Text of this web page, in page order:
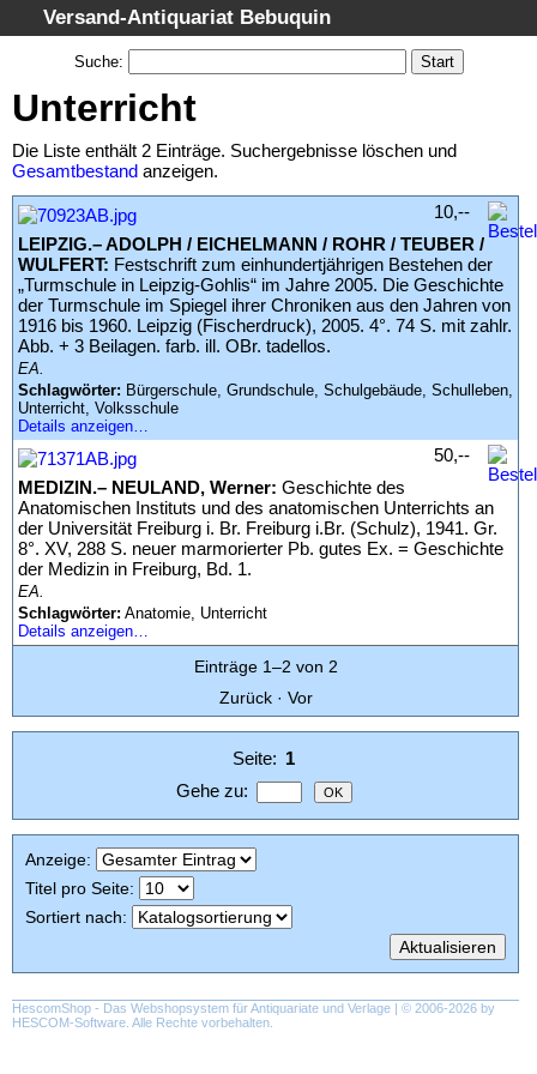
Versand-Antiquariat Bebuquin
Startseite
Suche
Schlagwörter
Suchergebnisse
Warenkorb
AGB
Widerruf
Datenschutz
Impressum
Suche:
Unterricht
Die Liste enthält 2 Einträge. Suchergebnisse löschen und
Gesamtbestand anzeigen.
LEIPZIG.– ADOLPH / EICHELMANN / ROHR / TEUBER /
WULFERT: Festschrift zum einhundertjährigen Bestehen der
„Turmschule in Leipzig-Gohlis“ im Jahre 2005. Die Geschichte
der Turmschule im Spiegel ihrer Chroniken aus den Jahren von
1916 bis 1960. Leipzig (Fischerdruck), 2005. 4°. 74 S. mit zahlr.
Abb. + 3 Beilagen. farb. ill. OBr. tadellos.
EA.
Schlagwörter: Bürgerschule, Grundschule, Schulgebäude, Schulleben,
Unterricht, Volksschule
Details anzeigen…
10,--
MEDIZIN.– NEULAND, Werner: Geschichte des
Anatomischen Instituts und des anatomischen Unterrichts an
der Universität Freiburg i. Br. Freiburg i.Br. (Schulz), 1941. Gr.
8°. XV, 288 S. neuer marmorierter Pb. gutes Ex. = Geschichte
der Medizin in Freiburg, Bd. 1.
EA.
Schlagwörter: Anatomie, Unterricht
Details anzeigen…
50,--
Einträge 1–2 von 2
Zurück· Vor
Seite: 1
Gehe zu:
Anzeige:
Titel pro Seite:
Sortiert nach:
HescomShop - Das Webshopsystem für Antiquariate und Verlage | © 2006-2026 by
HESCOM-Software . Alle Rechte vorbehalten.